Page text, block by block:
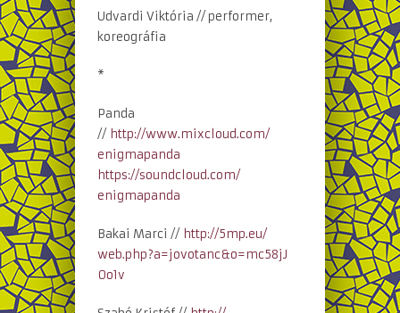
Udvardi Viktória // performer,
koreográfia
*
Panda
// http://www.mixcloud.com/
enigmapanda
https://soundcloud.com/
enigmapanda
Bakai Marci // http://5mp.eu/
web.php?a=jovotanc&o=mc58jJ
0o1v